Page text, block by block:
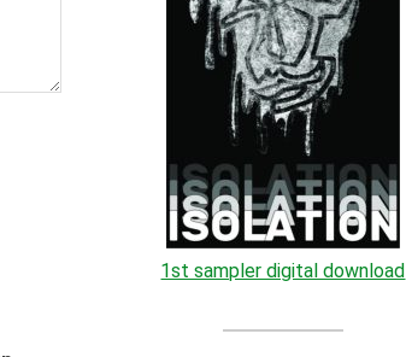
1st sampler digital download